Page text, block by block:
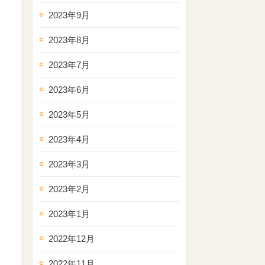
2023年9月
2023年8月
2023年7月
2023年6月
2023年5月
2023年4月
2023年3月
2023年2月
2023年1月
2022年12月